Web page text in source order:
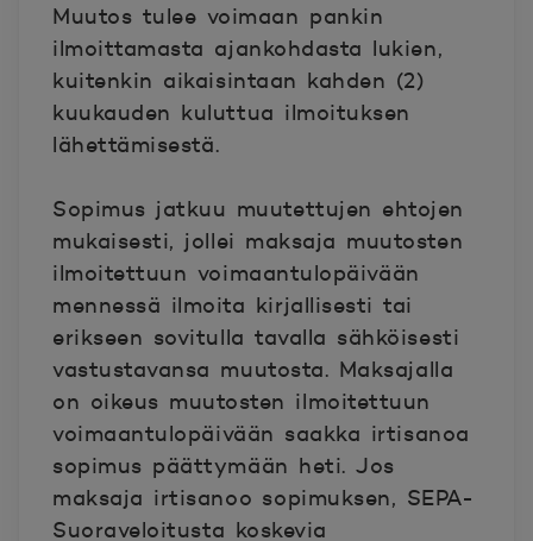
Muutos tulee voimaan pankin
ilmoittamasta ajankohdasta lukien,
kuitenkin aikaisintaan kahden (2)
kuukauden kuluttua ilmoituksen
lähettämisestä.
Sopimus jatkuu muutettujen ehtojen
mukaisesti, jollei maksaja muutosten
ilmoitettuun voimaantulopäivään
mennessä ilmoita kirjallisesti tai
erikseen sovitulla tavalla sähköisesti
vastustavansa muutosta. Maksajalla
on oikeus muutosten ilmoitettuun
voimaantulopäivään saakka irtisanoa
sopimus päättymään heti. Jos
maksaja irtisanoo sopimuksen, SEPA-
Suoraveloitusta koskevia